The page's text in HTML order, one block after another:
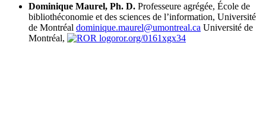
Dominique Maurel, Ph. D. Professeure agrégée, École de
bibliothéconomie et des sciences de l’information, Université
de Montréal dominique.maurel@umontreal.ca Université de
Montréal,
ror.org/0161xgx34